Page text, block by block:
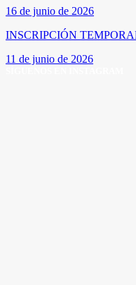
16 de junio de 2026
INSCRIPCIÓN
11 de junio de 2026